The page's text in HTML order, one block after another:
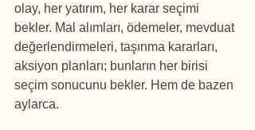
olay, her yatırım, her karar seçimi
bekler. Mal alımları, ödemeler, mevduat
değerlendirmeleri, taşınma kararları,
aksiyon planları; bunların her birisi
seçim sonucunu bekler. Hem de bazen
aylarca.